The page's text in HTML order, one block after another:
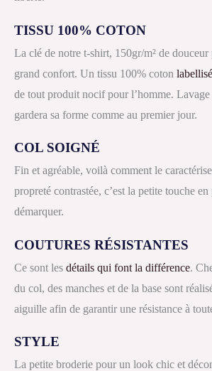
TISSU 100% COTON
La clé de notre t-shirt, 150gr/m² de
grand confort. Un tissu 100% coton
de tout produit nocif pour l’homme. Lavage
gardera sa forme comme au premier jour.
COL SOIGNÉ
Fin et agréable, voilà comment le
propreté contrastée, c’est la petite touche
démarquer.
COUTURES RÉSISTANTES
Ce sont les détails qui font la différence.
du col, des manches et de la base sont
aiguille afin de garantir une résistance à
STYLE
La petite broderie pour un look chic et